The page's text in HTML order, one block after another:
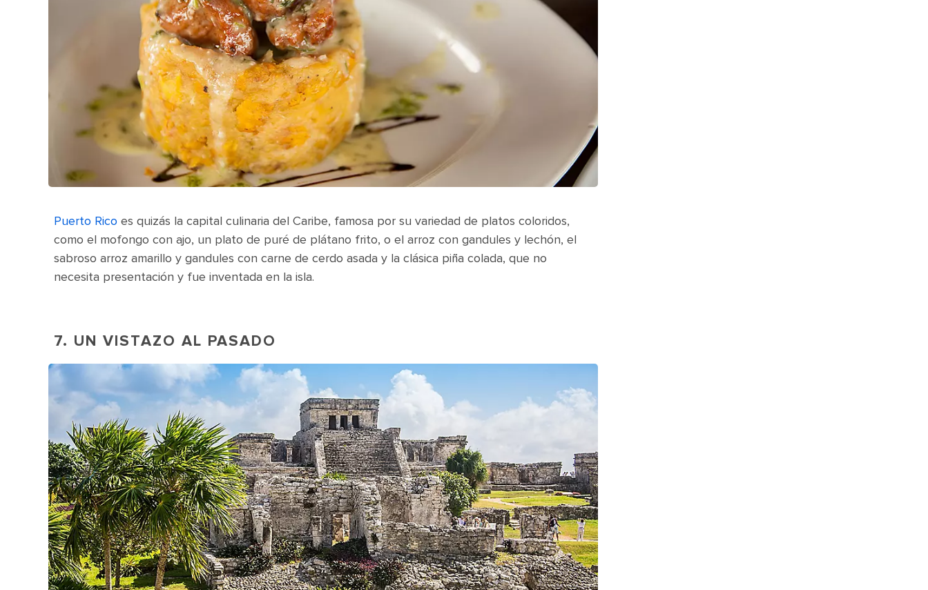
Puerto Rico es quizás la capital culinaria del Caribe, famosa por su variedad de platos coloridos,
como el mofongo con ajo, un plato de puré de plátano frito, o el arroz con gandules y lechón, el
sabroso arroz amarillo y gandules con carne de cerdo asada y la clásica piña colada, que no
necesita presentación y fue inventada en la isla.
7. UN VISTAZO AL PASADO